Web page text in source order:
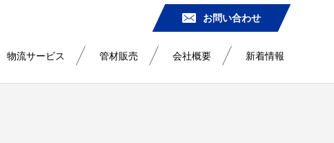
お問い合わせ
物流サービス 管材販売 会社概要 新着情報